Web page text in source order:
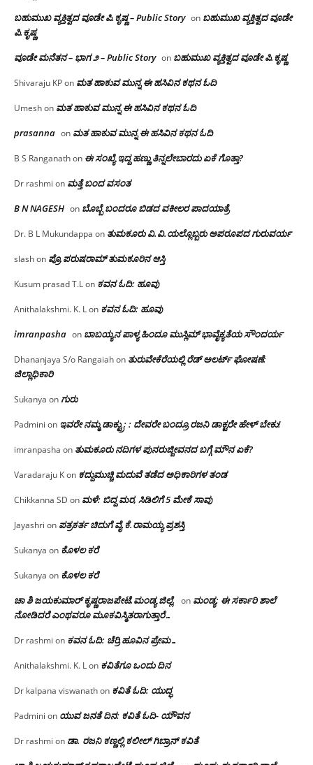
ಬಹುಮುಖ ವ್ಯಕ್ತಿತ್ವದ ವೂಡೇ ಪಿ.ಕೃಷ್ಣ – Public Story on ಬಹುಮುಖ ವ್ಯಕ್ತಿತ್ವದ ವೂಡೇ
ಪಿ.ಕೃಷ್ಣ
ವೂಡೇ ಮನೆತನ – ಭಾಗ ೨ – Public Story on ಬಹುಮುಖ ವ್ಯಕ್ತಿತ್ವದ ವೂಡೇ ಪಿ.ಕೃಷ್ಣ
Shivaraju KPon ಮತ ಹಾಕುವ ಮುನ್ನ ಈ ಹಸಿವಿನ ಕಥನ ಓದಿ
Umeshon ಮತ ಹಾಕುವ ಮುನ್ನ ಈ ಹಸಿವಿನ ಕಥನ ಓದಿ
prasanna on ಮತ ಹಾಕುವ ಮುನ್ನ ಈ ಹಸಿವಿನ ಕಥನ ಓದಿ
B S Ranganathon ಈ ಸಂಖ್ಯೆ ಇದ್ದ ಹಣ್ಣು ತಿನ್ನಲೇಬಾರದು ಏಕೆ ಗೊತ್ತಾ?
Dr rashmi on ಮತ್ತೆ ಬಂದ ವಸಂತ
B N NAGESH on ಬೊಬ್ಬೆ ಬಂದರೂ ಬಿಡದ ವಕೀಲರ ಪಾದಯಾತ್ರೆ
Dr. B L Mukundappa on ತುಮಕೂರು‌ ವಿ.ವಿ.ಯಲ್ಲೊಬ್ಬರು ಅಪರೂಪದ ಗುರುವರ್ಯ
slashon ಪ್ರೊ.ಪರುಷರಾಮ್ ತುಮಕೂರಿನ ಆಸ್ತಿ
Kusum prasad T.Lon ಕವನ ಓದಿ: ಹೂವು
Anithalakshmi. K. Lon ಕವನ ಓದಿ: ಹೂವು
imranpasha on ಬಾಬಯ್ಯನ ಪಾಳ್ಯ ಹಿಂದೂ ಮುಸ್ಲಿಮ್ ಭಾವೈಕ್ಯತೆಯ ಸೌಂದರ್ಯ
Dhananjaya S/o Rangaiahon ತುರುವೇಕೆರೆಯಲ್ಲಿ ರೆಡ್ ಅಲರ್ಟ್ ಘೋಷಣೆ:
ಜಿಲ್ಲಾಧಿಕಾರಿ
Sukanya onಗುರು
Padmini on ಇವರೇ ನಮ್ಮ ಡಾಕ್ಟ್ರು; : ದೇವರೇ ಬಂದ್ರೂ ರಜನಿ ಡಾಕ್ಟರೇ ಹೇಳ್ ಬೇಕು!
imranpasha on ತುಮಕೂರು ನದಿಗಳ ಪುನರುಜ್ಜೀವನದ ಬಗ್ಗೆ ಮೌನ ಏಕೆ?
Varadaraju Kon ಕದ್ದುಮುಚ್ಚಿ ಮದುವೆ ತಡೆದ ಅಧಿಕಾರಿಗಳ ತಂಡ
Chikkanna SD on ಮಳೆ: ಬಿದ್ದ ಮರ, ಸಿಡಿಲಿಗೆ 5 ಮೇಕೆ ಸಾವು
Jayashri on ಪತ್ರಕರ್ತ ಚಿದುಗೆ ವೈ.ಕೆ.ರಾಮಯ್ಯ ಪ್ರಶಸ್ತಿ
Sukanya on ಕೊಳಲ ಕರೆ
Sukanya on ಕೊಳಲ ಕರೆ
ಚಾ ಶಿ ಜಯಕುಮಾರ್ ಕೃಷ್ಣರಾಜಪೇಟೆ.ಮಂಡ್ಯ ಜಿಲ್ಲೆ. on ಮಂಡ್ಯ: ಈ ಸರ್ಕಾರಿ ಶಾಲೆ
ನೋಡಿದರೆ ಎಂಥವರೂ ಮೂಕವಿಸ್ಮಿತರಾಗುತ್ತಾರೆ…
Dr rashmi on ಕವನ ಓದಿ: ಚೆರ್ರಿ ಹೂವಿನ ಪ್ರೇಮ…
Anithalakshmi. K. Lon ಕವಿತೆಗೂ ಒಂದು ದಿನ
Dr kalpana viswanathon ಕವಿತೆ ಓದಿ: ಯುದ್ಧ
Padmini on ಯುವ ಜನತೆ ದಿನ: ಕವಿತೆ ಓದಿ- ಯೌವನ
Dr rashmi on ಡಾ. ರಜನಿ‌ ಕಣ್ಣಲ್ಲಿ ಕಲೀಲ್ ಗಿಬ್ರಾನ್ ಕವಿತೆ